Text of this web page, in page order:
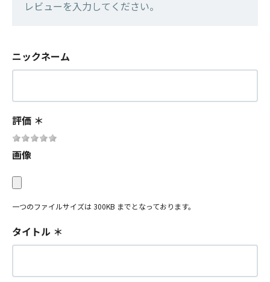
レビューを入力してください。
ニックネーム
評価 ＊
画像
一つのファイルサイズは 300KB までとなっております。
タイトル ＊